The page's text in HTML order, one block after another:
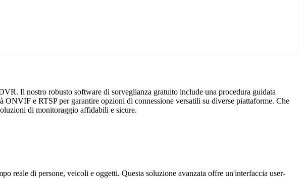
Il nostro robusto software di sorveglianza gratuito include una procedura guidata
e RTSP per garantire opzioni di connessione versatili su diverse piattaforme. Che
di monitoraggio affidabili e sicure.
reale di persone, veicoli e oggetti. Questa soluzione avanzata offre un'interfaccia user-